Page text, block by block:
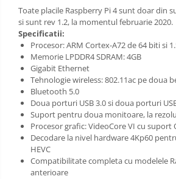
Toate placile Raspberry Pi 4 sunt doar din
si sunt rev 1.2, la momentul februarie 2020.
Specificatii:
Procesor: ARM Cortex-A72 de 64 biti si
Memorie LPDDR4 SDRAM: 4GB
Gigabit Ethernet
Tehnologie wireless: 802.11ac pe doua
Bluetooth 5.0
Doua porturi USB 3.0 si doua porturi
Suport pentru doua monitoare, la
Procesor grafic: VideoCore VI cu suport
Decodare la nivel hardware 4Kp60
HEVC
Compatibilitate completa cu modelele
anterioare